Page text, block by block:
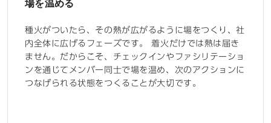
場を温める
種火がついたら、その熱が広がるように場をつくり、社
内全体に広げるフェーズです。 着火だけでは熱は届き
ません。だからこそ、チェックインやファシリテーショ
ンを通じてメンバー同士で場を温め、次のアクションに
つなげられる状態をつくることが大切です。